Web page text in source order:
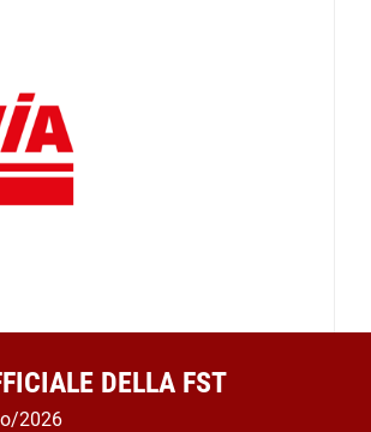
DELLA FST
2026